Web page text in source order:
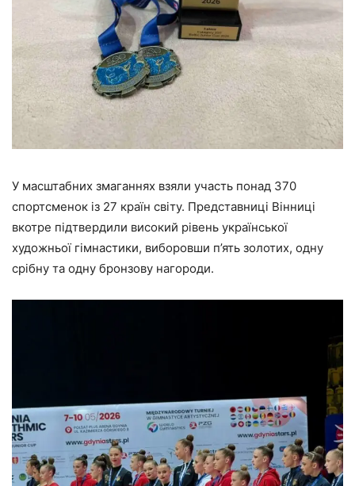
У масштабних змаганнях взяли участь понад 370
спортсменок із 27 країн світу. Представниці Вінниці
вкотре підтвердили високий рівень української
художньої гімнастики, виборовши п’ять золотих, одну
срібну та одну бронзову нагороди.